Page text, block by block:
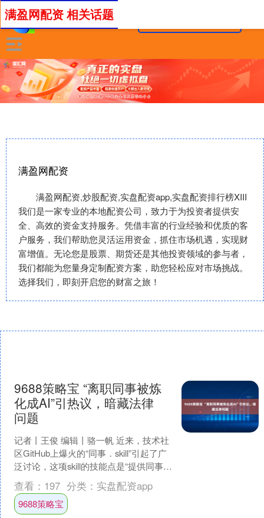
满盈网配资
满盈网配资,炒股配资,实盘配资app,实盘配资排行榜XIII‌
我们是一家专业的本地配资公司，致力于为投资者提供安
全、高效的资金支持服务。凭借丰富的行业经验和优质的客
户服务，我们帮助您灵活运用资金，抓住市场机遇，实现财
富增值。无论您是股票、期货还是其他投资领域的参与者，
我们都能为您量身定制配资方案，助您轻松应对市场挑战。
选择我们，即刻开启您的财富之旅！
满盈网配资 相关话题
9688策略宝 “离职同事被炼
化成AI”引热议，暗藏法律
问题
记者丨王俊 编辑丨骆一帆 近来，技术社
区GitHub上爆火的“同事．skill”引起了广
泛讨论，这项skill的技能点是“提供同事的
材料加上你的主观描述，生成一....
查看： 197 分类： 实盘配资app
9688策略宝